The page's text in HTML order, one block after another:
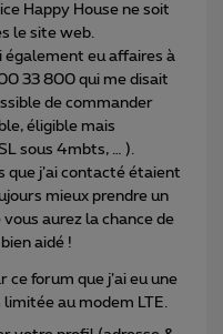
Happy House ne soit
le site web.
également eu affaires à
33 800 qui me disait
de commander
éligible mais
sous 4mbts, … ).
que j’ai contacté étaient
mieux prendre un
vous aurez la chance de
aidé !
ce forum que j’ai eu une
limitée au modem LTE.